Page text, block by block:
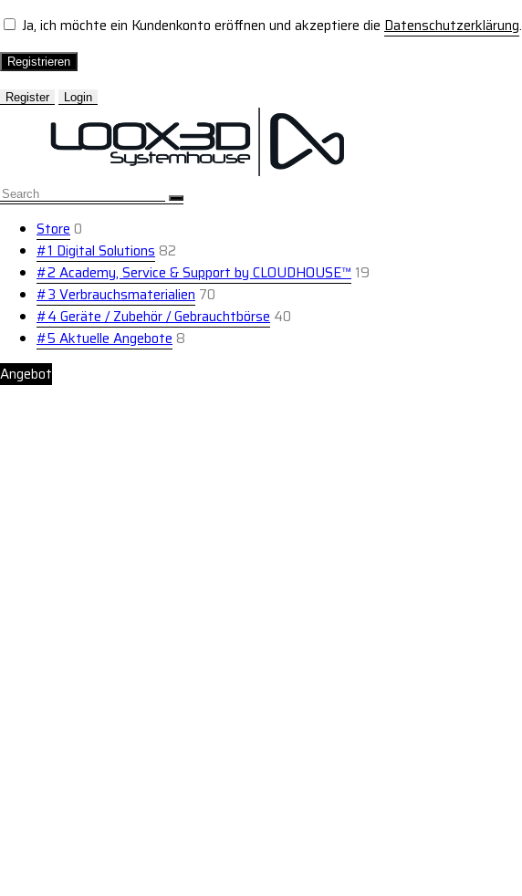
Ja, ich möchte ein Kundenkonto eröffnen und akzeptiere die Datenschutzerklärung.
Registrieren
Register Login
Store0
#1 Digital Solutions 82
#2 Academy, Service & Support by CLOUDHOUSE™ 19
#3 Verbrauchsmaterialien 70
#4 Geräte / Zubehör / Gebrauchtbörse 40
#5 Aktuelle Angebote 8
Angebot